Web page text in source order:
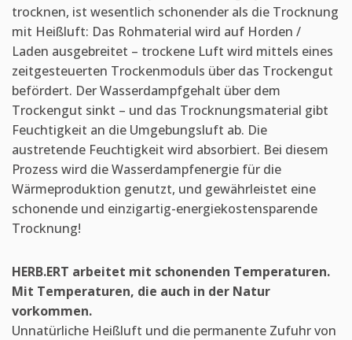
trocknen, ist wesentlich schonender als die Trocknung
mit Heißluft: Das Rohmaterial wird auf Horden /
Laden ausgebreitet – trockene Luft wird mittels eines
zeitgesteuerten Trockenmoduls über das Trockengut
befördert. Der Wasserdampfgehalt über dem
Trockengut sinkt – und das Trocknungsmaterial gibt
Feuchtigkeit an die Umgebungsluft ab. Die
austretende Feuchtigkeit wird absorbiert. Bei diesem
Prozess wird die Wasserdampfenergie für die
Wärmeproduktion genutzt, und gewährleistet eine
schonende und einzigartig-energiekostensparende
Trocknung!
HERB.ERT arbeitet mit schonenden Temperaturen.
Mit Temperaturen, die auch in der Natur
vorkommen.
Unnatürliche Heißluft und die permanente Zufuhr von